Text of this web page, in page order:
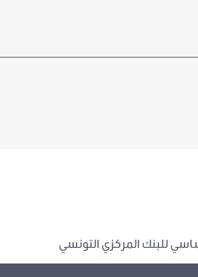
للبنك المركزي التونسي